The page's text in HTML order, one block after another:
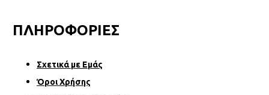
ΠΛΗΡΟΦΟΡΙΕΣ
Σχετικά µε Εµάς
Όροι Χρήσης